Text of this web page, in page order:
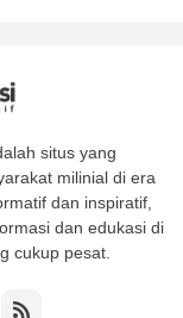
situs yang
milinial di era
dan inspiratif,
dan edukasi di
cukup pesat.